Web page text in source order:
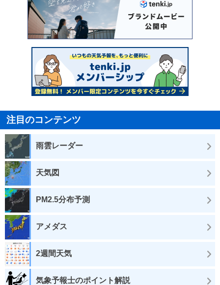
注目のコンテンツ
雨雲レーダー
天気図
PM2.5分布予測
アメダス
2週間天気
気象予報士のポイント解説